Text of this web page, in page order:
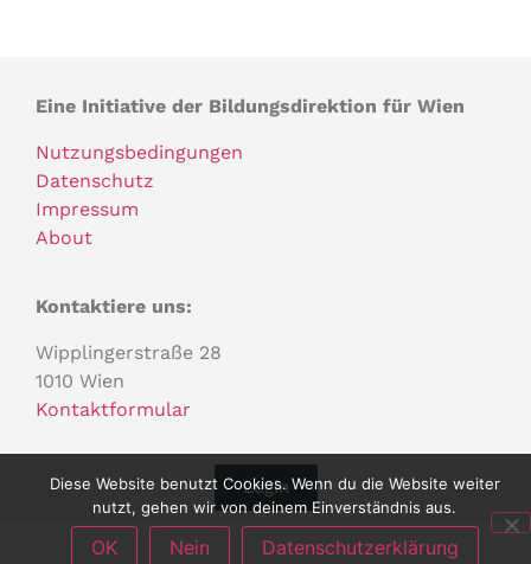
Eine Initiative der Bildungsdirektion für Wien
Nutzungsbedingungen
Datenschutz
Impressum
About
Kontaktiere uns:
Wipplingerstraße 28
1010 Wien
Kontaktformular
Login
Diese Website benutzt Cookies. Wenn du die Website weiter
nutzt, gehen wir von deinem Einverständnis aus.
OK Nein Datenschutzerklärung